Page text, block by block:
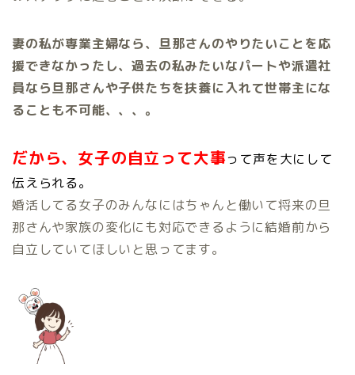
妻の私が専業主婦なら、旦那さんのやりたいことを応
援できなかったし、過去の私みたいなパートや派遣社
員なら旦那さんや子供たちを扶養に入れて世帯主にな
ることも不可能、、、。
だから、女子の自立って大事って声を大にして
伝えられる。
婚活してる女子のみんなにはちゃんと働いて将来の旦
那さんや家族の変化にも対応できるように結婚前から
自立していてほしいと思ってます。